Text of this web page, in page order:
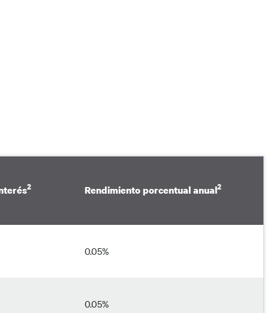
2 Rendimiento porcentual anual2
0.05%
0.05%